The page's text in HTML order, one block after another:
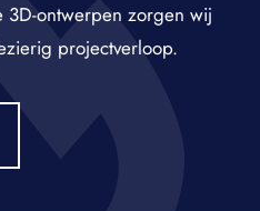
ontwerpen zorgen wij
projectverloop.